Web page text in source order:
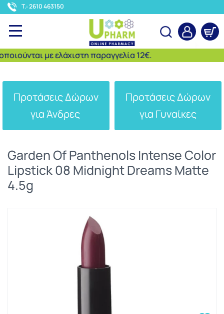
T.: 2610 463150
με ελάχιστη παραγγελία 12€.
Αναζήτηση
Προτάσεις Δώρων
για Άνδρες
Προτάσεις Δώρων
για Γυναίκες
Garden Of Panthenols Intense Color
Lipstick 08 Midnight Dreams Matte
4.5g